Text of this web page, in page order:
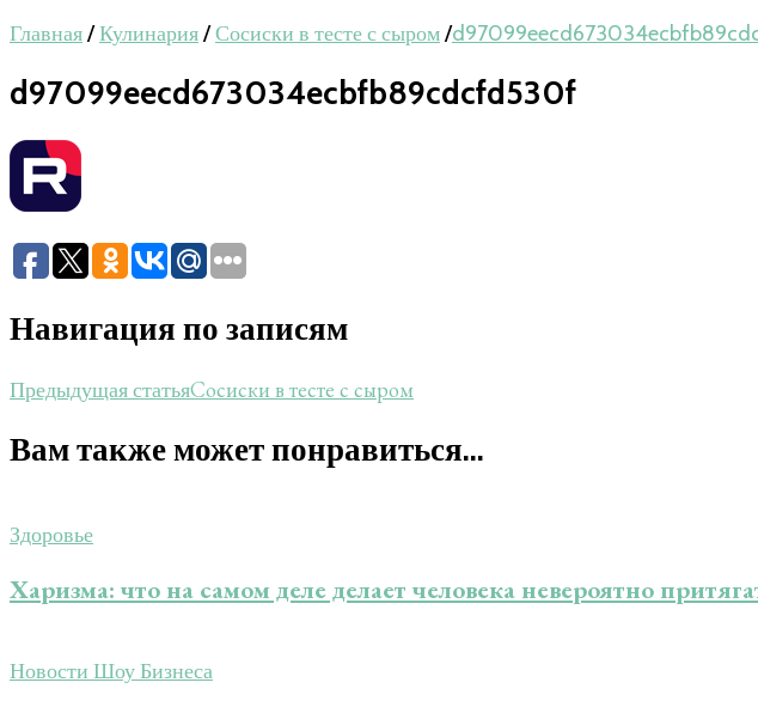
Главная/Кулинария/Сосиски в тесте с сыром/
d97099eecd673034ecbfb89cdcfd530f
Навигация по записям
Предыдущая статьяСосиски в тесте с сыром
Вам также может понравиться...
Здоровье
Харизма: что на самом деле делает человека невероятно
Новости Шоу Бизнеса